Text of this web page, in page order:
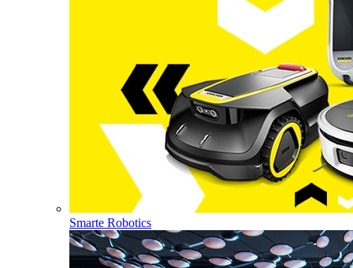
Smarte Robotics